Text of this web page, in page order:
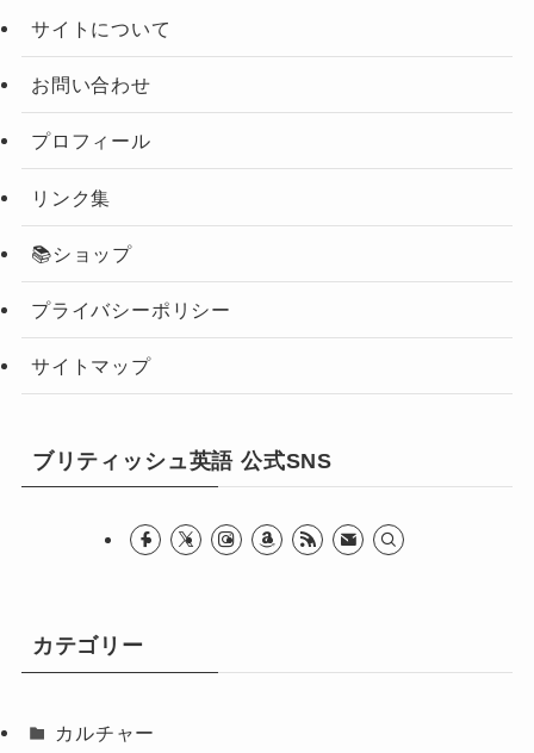
サイトについて
お問い合わせ
プロフィール
リンク集
📚ショップ
プライバシーポリシー
サイトマップ
ブリティッシュ英語 公式SNS
カテゴリー
カルチャー